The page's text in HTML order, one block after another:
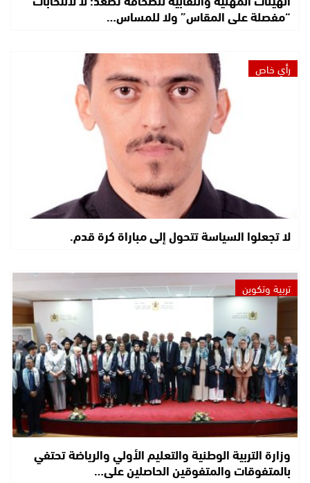
“مفصلة على المقاس” ولا للمساس…
رأي خاص
لا تجعلوا السياسة تتحول إلى مباراة كرة قدم.
تربية وتكوين
وزارة التربية الوطنية والتعليم الأولي والرياضة تحتفي
بالمتفوقات والمتفوقين الحاصلين على…